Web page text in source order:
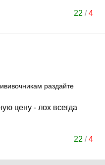
22 /4
раздайте
цену - лох всегда
22 /4